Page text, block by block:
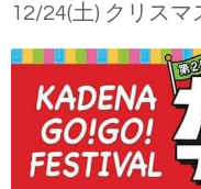
12/24(土) クリスマ